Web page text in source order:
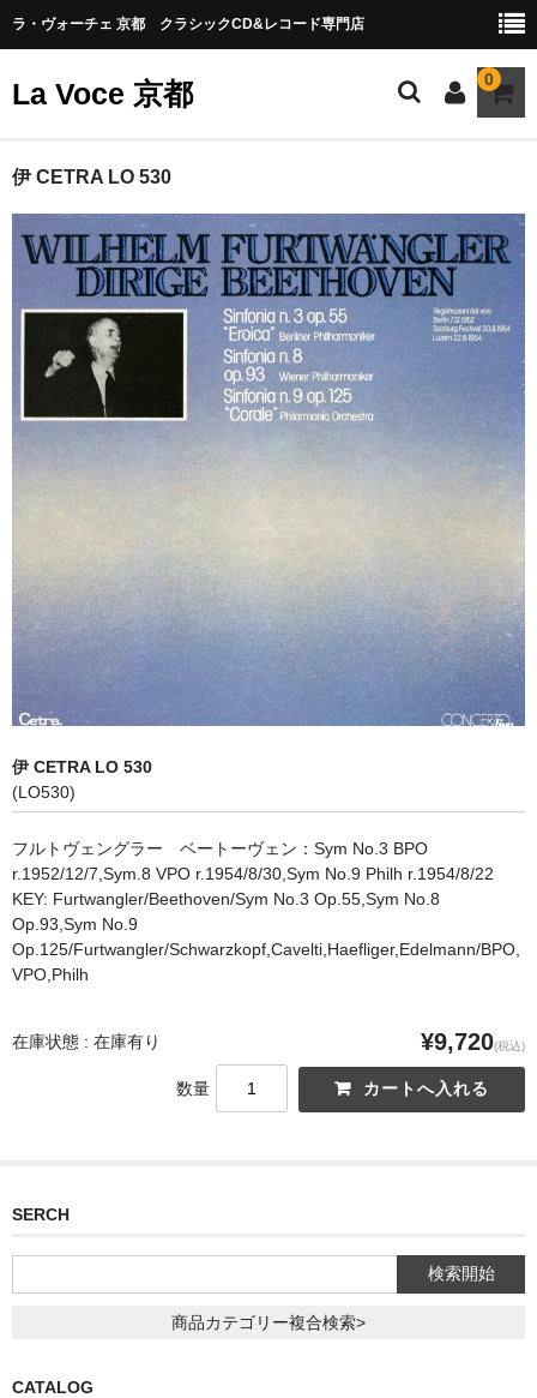
ラ・ヴォーチェ 京都 クラシックCD&レコード専門店
La Voce 京都 0
CATALOG LP
交響曲・管弦楽曲
協奏曲
室内楽曲
器楽曲
声楽曲
オペラ
歌曲
古楽曲
CD&BOOK
PICK UP
ORDER
NEWS
CONTACT
伊 CETRA LO 530
伊 CETRA LO 530
(LO530)
フルトヴェングラー ベートーヴェン：Sym No.3 BPO
r.1952/12/7,Sym.8 VPO r.1954/8/30,Sym No.9 Philh r.1954/8/22
KEY: Furtwangler/Beethoven/Sym No.3 Op.55,Sym No.8
Op.93,Sym No.9
Op.125/Furtwangler/Schwarzkopf,Cavelti,Haefliger,Edelmann/BPO,
VPO,Philh
在庫状態 : 在庫有り ¥9,720(税込)
数量
SERCH
商品カテゴリー複合検索>
CATALOG